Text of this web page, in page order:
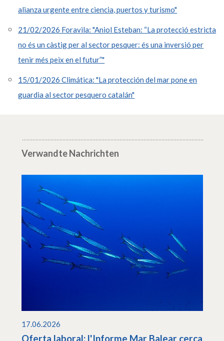
alianza urgente entre ciencia, puertos y turismo"
21/02/2026 Foravila: "Aniol Esteban: “La protecció estricta
no és un càstig per al sector pesquer: és una inversió per
tenir més peix en el futur”"
15/01/2026 Climática: "La protección del mar pone en
guardia al sector pesquero catalán"
Verwandte Nachrichten
17.06.2026
Oferta laboral: l'Informe Mar Balear cerca